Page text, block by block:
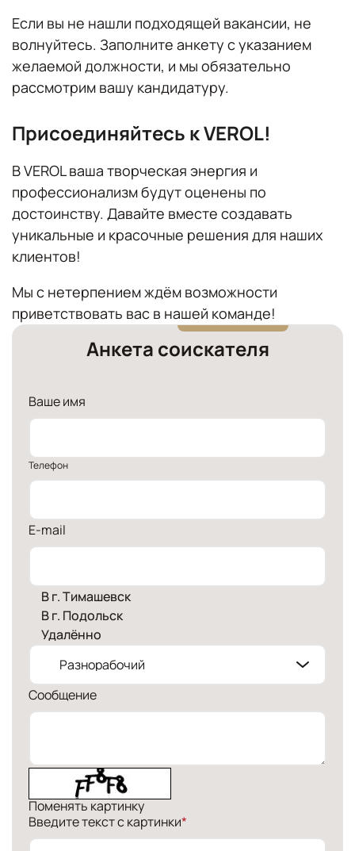
Если вы не нашли подходящей вакансии, не
волнуйтесь. Заполните анкету с указанием
желаемой должности, и мы обязательно
рассмотрим вашу кандидатуру.
Присоединяйтесь к VEROL!
В VEROL ваша творческая энергия и
профессионализм будут оценены по
достоинству. Давайте вместе создавать
уникальные и красочные решения для наших
клиентов!
Мы с нетерпением ждём возможности
приветствовать вас в нашей команде!
Анкета соискателя
Ваше имя
Телефон
E-mail
В г. Тимашевск
В г. Подольск
Удалённо
Сообщение
Поменять картинку
Введите текст с картинки*